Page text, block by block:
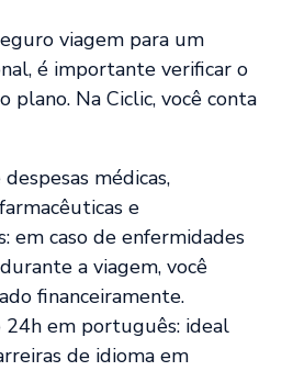
viagem para um
é importante verificar o
plano. Na Ciclic, você conta
médicas,
e
em caso de enfermidades
a viagem, você
financeiramente.
em português: ideal
de idioma em